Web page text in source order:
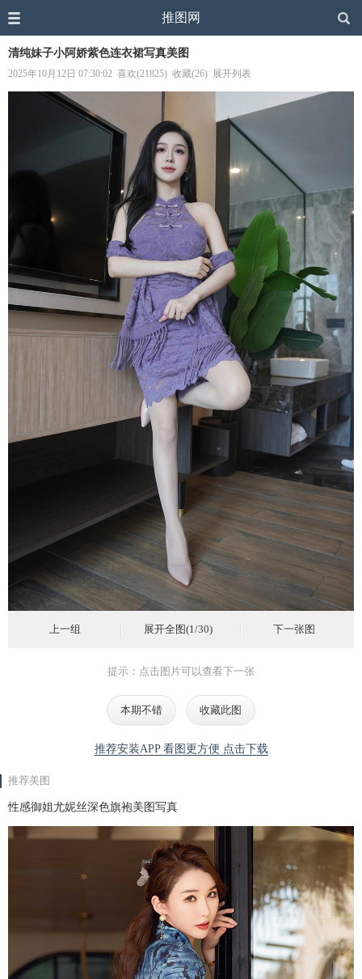
推图网
清纯妹子小阿娇紫色连衣裙写真美图
2025年10月12日 07:30:02 喜欢(21825) 收藏(26) 展开列表
上一组 展开全图(1/30) 下一张图
提示：点击图片可以查看下一张
本期不错 收藏此图
推荐安装APP 看图更方便 点击下载
推荐美图
性感御姐尤妮丝深色旗袍美图写真